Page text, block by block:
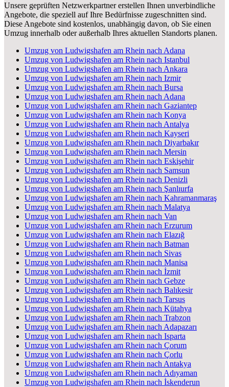
Unsere geprüften Netzwerkpartner erstellen Ihnen unverbindliche
Angebote, die speziell auf Ihre Bedürfnisse zugeschnitten sind.
Diese Angebote sind kostenlos, unabhängig davon, ob Sie einen
Umzug innerhalb oder außerhalb Ihres aktuellen Standorts planen.
Umzug von Ludwigshafen am Rhein nach Adana
Umzug von Ludwigshafen am Rhein nach Istanbul
Umzug von Ludwigshafen am Rhein nach Ankara
Umzug von Ludwigshafen am Rhein nach Izmir
Umzug von Ludwigshafen am Rhein nach Bursa
Umzug von Ludwigshafen am Rhein nach Adana
Umzug von Ludwigshafen am Rhein nach Gaziantep
Umzug von Ludwigshafen am Rhein nach Konya
Umzug von Ludwigshafen am Rhein nach Antalya
Umzug von Ludwigshafen am Rhein nach Kayseri
Umzug von Ludwigshafen am Rhein nach Diyarbakır
Umzug von Ludwigshafen am Rhein nach Mersin
Umzug von Ludwigshafen am Rhein nach Eskişehir
Umzug von Ludwigshafen am Rhein nach Samsun
Umzug von Ludwigshafen am Rhein nach Denizli
Umzug von Ludwigshafen am Rhein nach Şanlıurfa
Umzug von Ludwigshafen am Rhein nach Kahramanmaraş
Umzug von Ludwigshafen am Rhein nach Malatya
Umzug von Ludwigshafen am Rhein nach Van
Umzug von Ludwigshafen am Rhein nach Erzurum
Umzug von Ludwigshafen am Rhein nach Elazığ
Umzug von Ludwigshafen am Rhein nach Batman
Umzug von Ludwigshafen am Rhein nach Sivas
Umzug von Ludwigshafen am Rhein nach Manisa
Umzug von Ludwigshafen am Rhein nach İzmit
Umzug von Ludwigshafen am Rhein nach Gebze
Umzug von Ludwigshafen am Rhein nach Balıkesir
Umzug von Ludwigshafen am Rhein nach Tarsus
Umzug von Ludwigshafen am Rhein nach Kütahya
Umzug von Ludwigshafen am Rhein nach Trabzon
Umzug von Ludwigshafen am Rhein nach Adapazarı
Umzug von Ludwigshafen am Rhein nach Isparta
Umzug von Ludwigshafen am Rhein nach Çorum
Umzug von Ludwigshafen am Rhein nach Çorlu
Umzug von Ludwigshafen am Rhein nach Antakya
Umzug von Ludwigshafen am Rhein nach Adıyaman
Umzug von Ludwigshafen am Rhein nach İskenderun